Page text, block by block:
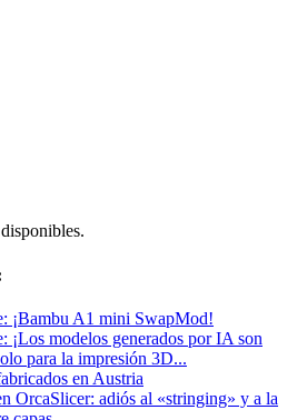
¡Bambu A1 mini SwapMod!
¡Los modelos generados por IA son
para la impresión 3D...
en Austria
OrcaSlicer: adiós al «stringing» y a la